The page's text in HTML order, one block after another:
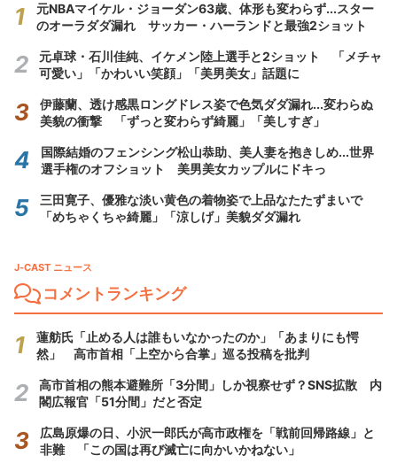
元NBAマイケル・ジョーダン63歳、体形も変わらず...スター
のオーラダダ漏れ サッカー・ハーランドと最強2ショット
元卓球・石川佳純、イケメン陸上選手と2ショット 「メチャ
可愛い」「かわいい笑顔」「美男美女」話題に
伊藤蘭、透け感黒ロングドレス姿で色気ダダ漏れ...変わらぬ
美貌の衝撃 「ずっと変わらず綺麗」「美しすぎ」
国際結婚のフェンシング松山恭助、美人妻を抱きしめ...世界
選手権のオフショット 美男美女カップルにドキっ
三田寛子、優雅な淡い黄色の着物姿で上品なたたずまいで
「めちゃくちゃ綺麗」「涼しげ」美貌ダダ漏れ
J-CAST ニュース
コメントランキング
蓮舫氏「止める人は誰もいなかったのか」「あまりにも愕
然」 高市首相「上空から合掌」巡る投稿を批判
高市首相の熊本避難所「3分間」しか視察せず？SNS拡散 内
閣広報官「51分間」だと否定
広島原爆の日、小沢一郎氏が高市政権を「戦前回帰路線」と
非難 「この国は再び滅亡に向かいかねない」